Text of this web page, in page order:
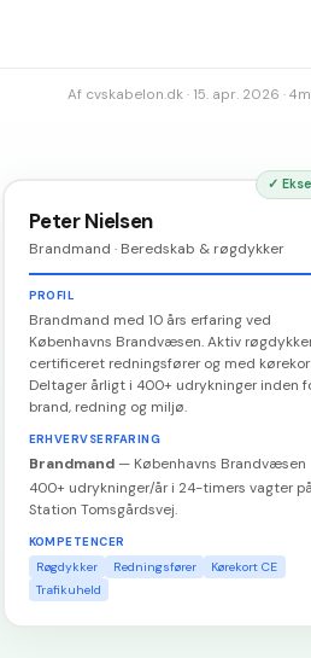
Af cvskabelon.dk · 15. apr. 2026 · 4
✓
Peter Nielsen
Brandmand · Beredskab & røgdykker
PROFIL
Brandmand med 10 års erfaring ved
Københavns Brandvæsen. Aktiv
certificeret redningsfører og med
Deltager årligt i 400+ udrykninger inden
brand, redning og miljø.
ERHVERVSERFARING
Brandmand— Københavns Brandvæsen
400+ udrykninger/år i 24-timers vagter på
Station Tomsgårdsvej.
KOMPETENCER
Røgdykker
Redningsfører
Kørekort CE
Trafikuheld